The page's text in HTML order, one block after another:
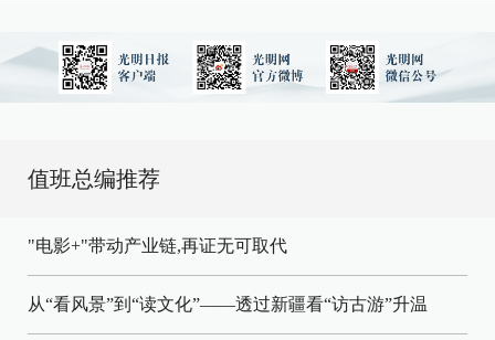
值班总编推荐
"电影+"带动产业链,再证无可取代
从“看风景”到“读文化”——透过新疆看“访古游”升温